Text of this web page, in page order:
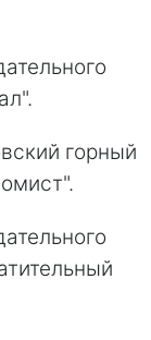
горный